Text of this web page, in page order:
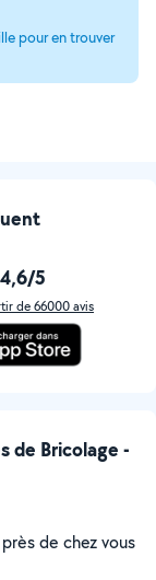
pour en trouver
4,6/5
de 66000 avis
de Bricolage -
de chez vous